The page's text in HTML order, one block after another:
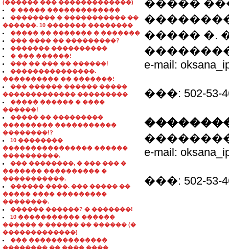
(������ ��� �������������)
� ����� �������������
�������� � ����������� ��
������. 10 ������� ��������
����� �� ������� � �������
��� ���� �� ���������?
������� ����������
� ��� ������!
��� �� ��� �� ������!
���������������.
���������� �� �������!
��� ������ ������ �����
������������� ���������
����� ������ � ����
������!
����� �� ���������
��������� �����������
��������!?
10 ��������
���������������� ������
����������.
��� ��������, � ��� ��� �
������� ���������� �
�����������.
������ ����. ��� ����� ��
����� ���� ���������
��������.
������ ������? � �������!
10 ����������� ������
������ � ������ �� ������ (�
�������������)
��� ��������������
�������� �� ���� ����
�����
����� �.
e-mail:
���: 502-53-
e-mail:
���: 502-53-